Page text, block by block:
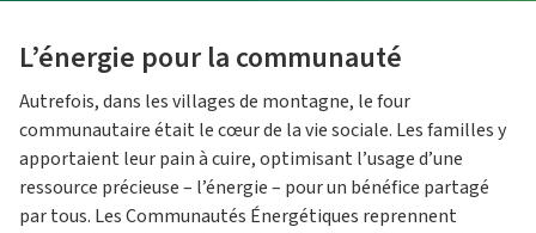
L’énergie pour la communauté
Autrefois, dans les villages de montagne, le four
communautaire était le cœur de la vie sociale. Les familles y
apportaient leur pain à cuire, optimisant l’usage d’une
ressource précieuse – l’énergie – pour un bénéfice partagé
par tous. Les Communautés Énergétiques reprennent